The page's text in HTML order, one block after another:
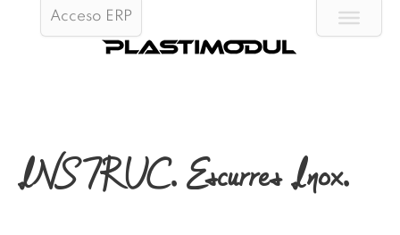
Acceso ERP
INSTRUC. Escurres Inox.